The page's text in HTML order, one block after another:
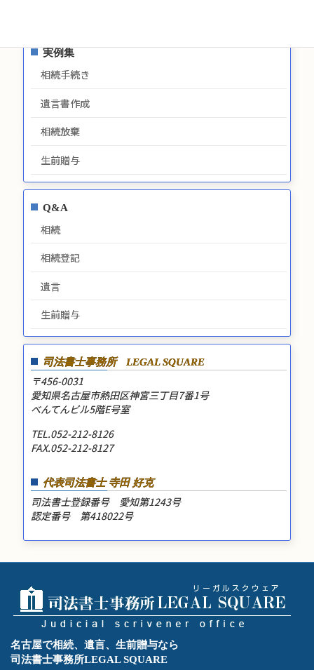
実例集
相続手続き
遺言書作成
相続放棄
生前贈与
Q&A
相続
相続登記
遺言
生前贈与
司法書士事務所 LEGAL SQUARE
〒456-0031
愛知県名古屋市熱田区神宮三丁目7番1号
べんてんビル5階E号室
TEL.052-212-8126
FAX.052-212-8127
代表司法書士 寺田 好克
司法書士登録番号 愛知第1243号
認定番号 第418022号
名古屋で相続、遺言、生前贈与なら
司法書士事務所LEGAL SQUARE